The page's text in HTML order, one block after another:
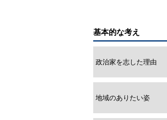
基本的な考え
政治家を志した理由
地域のありたい姿